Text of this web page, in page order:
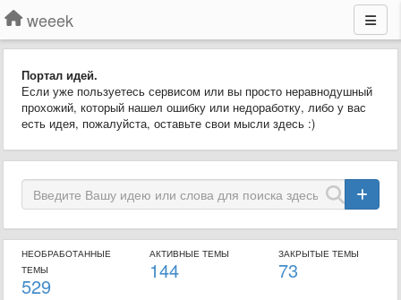
weeek
Портал идей.
Если уже пользуетесь сервисом или вы просто неравнодушный
прохожий, который нашел ошибку или недоработку, либо у вас
есть идея, пожалуйста, оставьте свои мысли здесь :)
НЕОБРАБОТАННЫЕ
ТЕМЫ
529
АКТИВНЫЕ ТЕМЫ
144
ЗАКРЫТЫЕ ТЕМЫ
73